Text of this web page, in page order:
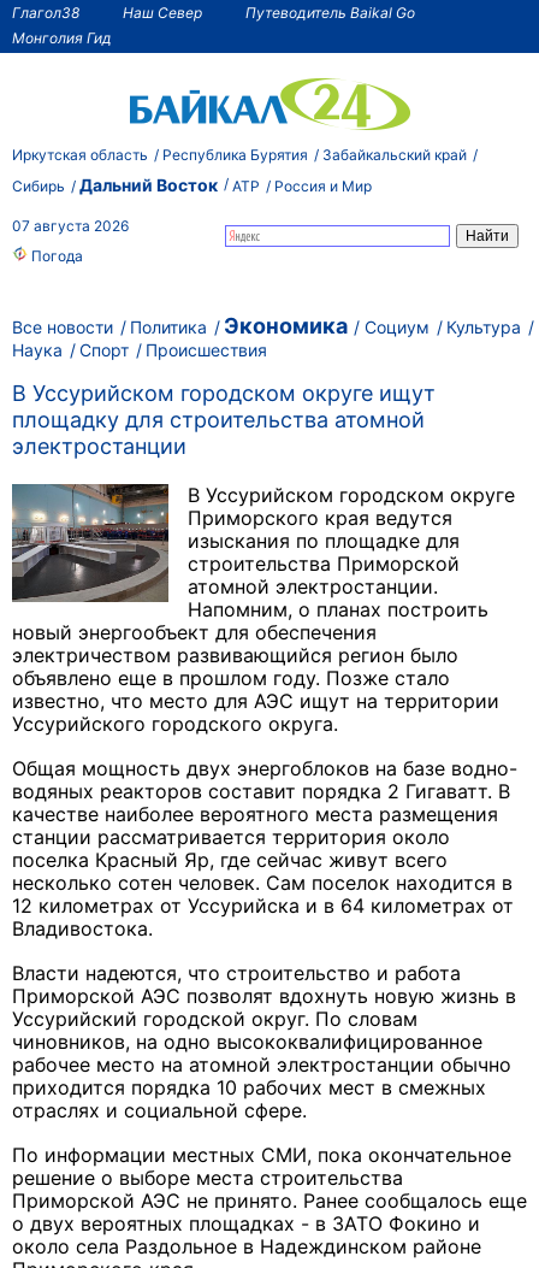
Глагол38 Наш Север
Путеводитель Baikal Go
Монголия Гид
Иркутская область Республика Бурятия
Забайкальский край
Сибирь
Дальний Восток АТР Россия и Мир
07 августа 2026
Погода
Все новости Политика Экономика Социум
Культура
Наука
Спорт Происшествия
В Уссурийском городском округе ищут
площадку для строительства атомной
электростанции
В Уссурийском городском округе
Приморского края ведутся
изыскания по площадке для
строительства Приморской
атомной электростанции.
Напомним, о планах построить
новый энергообъект для обеспечения
электричеством развивающийся регион было
объявлено еще в прошлом году. Позже стало
известно, что место для АЭС ищут на территории
Уссурийского городского округа.
Общая мощность двух энергоблоков на базе водно-
водяных реакторов составит порядка 2 Гигаватт. В
качестве наиболее вероятного места размещения
станции рассматривается территория около
поселка Красный Яр, где сейчас живут всего
несколько сотен человек. Сам поселок находится в
12 километрах от Уссурийска и в 64 километрах от
Владивостока.
Власти надеются, что строительство и работа
Приморской АЭС позволят вдохнуть новую жизнь в
Уссурийский городской округ. По словам
чиновников, на одно высококвалифицированное
рабочее место на атомной электростанции обычно
приходится порядка 10 рабочих мест в смежных
отраслях и социальной сфере.
По информации местных СМИ, пока окончательное
решение о выборе места строительства
Приморской АЭС не принято. Ранее сообщалось еще
о двух вероятных площадках - в ЗАТО Фокино и
около села Раздольное в Надеждинском районе